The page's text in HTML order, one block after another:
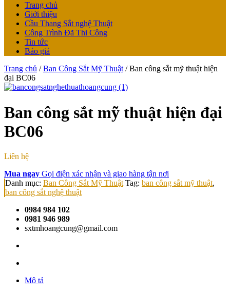
Trang chủ
Giới thiệu
Cầu Thang Sắt nghệ Thuật
Công Trình Đã Thi Công
Tin tức
Báo giá
Trang chủ /Ban Công Sắt Mỹ Thuật/ Ban công sắt mỹ thuật hiện
đại BC06
Ban công sắt mỹ thuật hiện đại
BC06
Liên hệ
Mua ngay Gọi điện xác nhận và giao hàng tận nơi
Danh mục: Ban Công Sắt Mỹ Thuật Tag: ban công sắt mỹ thuật,
ban công sắt nghệ thuật
0984 984 102
0981 946 989
sxtmhoangcung@gmail.com
Mô tả